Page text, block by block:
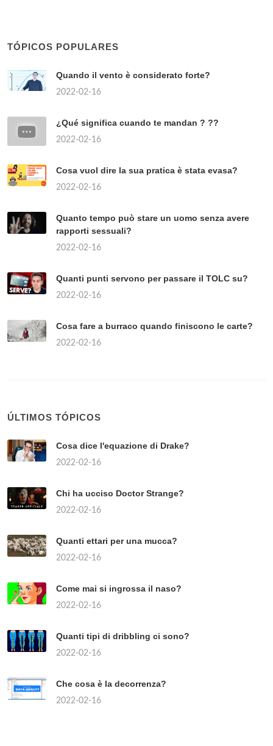
TÓPICOS POPULARES
Quando il vento è considerato forte?
2022-02-16
¿Qué significa cuando te mandan ? ??
2022-02-16
Cosa vuol dire la sua pratica è stata evasa?
2022-02-16
Quanto tempo può stare un uomo senza avere
rapporti sessuali?
2022-02-16
Quanti punti servono per passare il TOLC su?
2022-02-16
Cosa fare a burraco quando finiscono le carte?
2022-02-16
ÚLTIMOS TÓPICOS
Cosa dice l'equazione di Drake?
2022-02-16
Chi ha ucciso Doctor Strange?
2022-02-16
Quanti ettari per una mucca?
2022-02-16
Come mai si ingrossa il naso?
2022-02-16
Quanti tipi di dribbling ci sono?
2022-02-16
Che cosa è la decorrenza?
2022-02-16